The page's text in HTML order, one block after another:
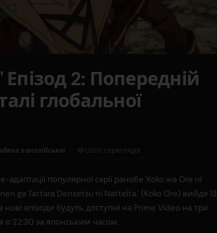
2: Попередній
глобальної
з англійської 1,869 переглядів
адаптації популярної серії ранобе 'Koko wa Ore ni
ga Tattara Densetsu ni Natteita.' (Koko Ore) вийде 13
епізоди будуть доступні на Prime Video на три
о 22:30 за японським часом.